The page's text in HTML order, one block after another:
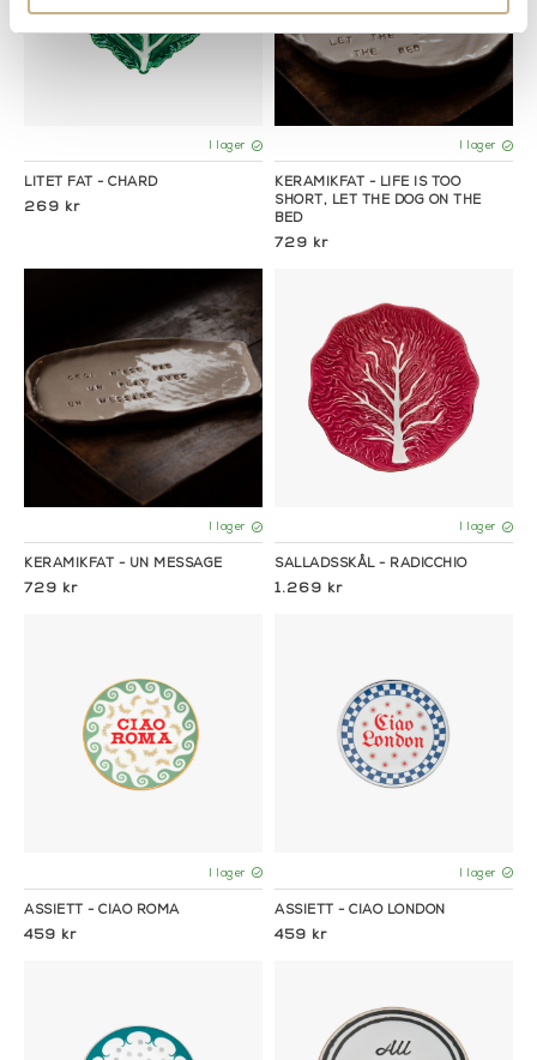
I lager
LITET FAT - CHARD
269 kr
I lager
KERAMIKFAT - LIFE IS TOO
SHORT, LET THE DOG ON THE
BED
729 kr
I lager
KERAMIKFAT - UN MESSAGE
729 kr
I lager
SALLADSSKÅL - RADICCHIO
1.269 kr
I lager
ASSIETT - CIAO ROMA
459 kr
I lager
ASSIETT - CIAO LONDON
459 kr